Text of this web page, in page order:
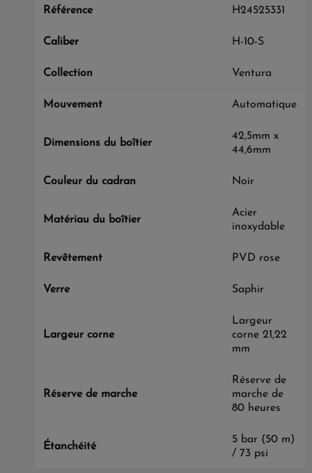
Référence H24525331
Caliber H-10-S
Collection Ventura
Mouvement Automatique
Dimensions du boîtier
42,5mm x
44,6mm
Couleur du cadran Noir
Matériau du boîtier
Acier
inoxydable
Revêtement PVD rose
Verre Saphir
Largeur corne
Largeur
corne 21,22
mm
Réserve de marche
Réserve de
marche de
80 heures
Étanchéité
5 bar (50 m)
/ 73 psi